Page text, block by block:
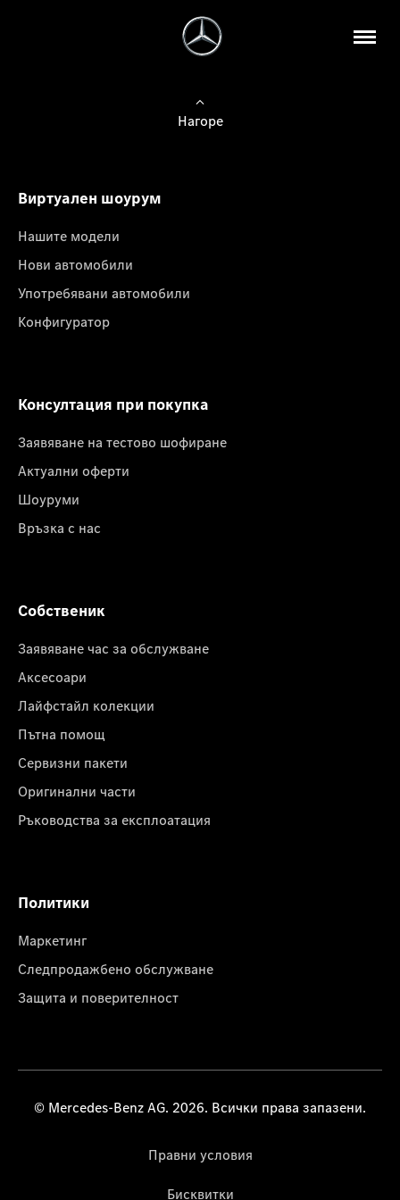
Нагоре
Виртуален шоурум
Нашите модели
Нови автомобили
Употребявани автомобили
Конфигуратор
Консултация при покупка
Заявяване на тестово шофиране
Актуални оферти
Шоуруми
Връзка с нас
Собственик
Заявяване час за обслужване
Аксесоари
Лайфстайл колекции
Пътна помощ
Сервизни пакети
Оригинални части
Ръководства за експлоатация
Политики
Маркетинг
Следпродажбено обслужване
Защита и поверителност
© Mercedes-Benz AG. 2026. Всички права запазени.
Правни условия
Бисквитки